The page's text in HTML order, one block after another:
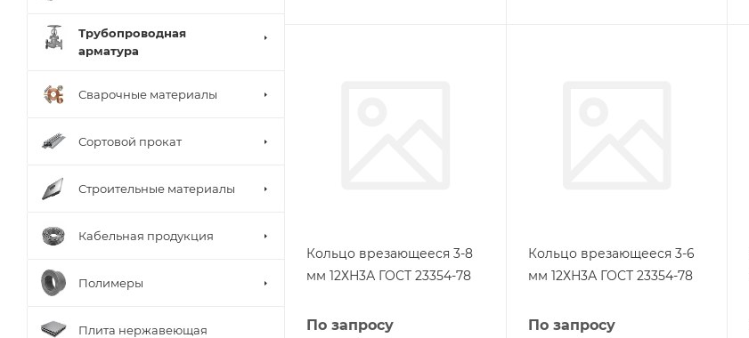
Кольцо врезающееся 3-8
мм 12ХН3А ГОСТ 23354-78
По запросу
Кольцо врезающееся 3-6
мм 12ХН3А ГОСТ 23354-78
По запросу
Трубопроводная
арматура
Сварочные материалы
Сортовой прокат
Строительные материалы
Кабельная продукция
Полимеры
Плита нержавеющая